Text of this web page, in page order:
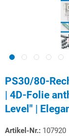
PS30/80-
| 4D-Folie
Level" |
Artikel-Nr.: 107920